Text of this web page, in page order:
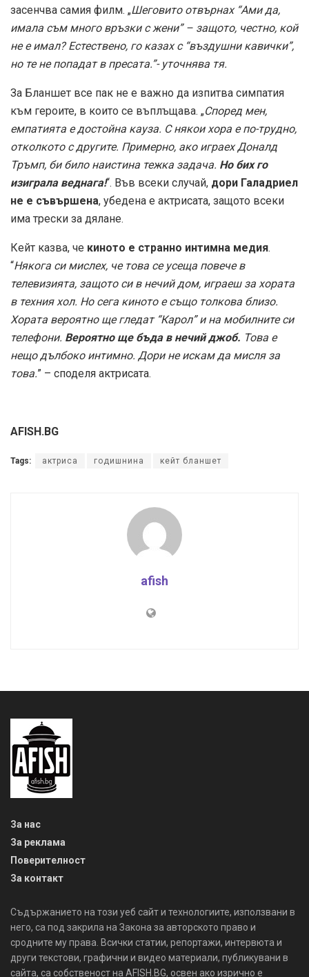
засенчва самия филм. „Шеговито отвърнах “Ами да,
имала съм много връзки с жени” – защото, честно, кой
не е имал? Естествено, го казах с “въздушни кавички”,
но те не попадат в пресата.”- уточнява тя.
За Бланшет все пак не е важно да изпитва симпатия
към героите, в които се въплъщава. „Според мен,
емпатията е достойна кауза. С някои хора е по-трудно,
отколкото с другите. Примерно, ако играех Доналд
Тръмп, би било наистина тежка задача. Но бих го
изиграла веднага!“. Във всеки случай, дори Галадриел
не е съвършена, убедена е актрисата, защото всеки
има трески за дялане.
Кейт казва, че киното е странно интимна медия.
“Някога си мислех, че това се усеща повече в
телевизията, защото си в нечий дом, играеш за хората
в техния хол. Но сега киното е също толкова близо.
Хората вероятно ще гледат “Карол” и на мобилните си
телефони. Вероятно ще бъда в нечий джоб. Това е
нещо дълбоко интимно. Дори не искам да мисля за
това.” – споделя актрисата.
AFISH.BG
Tags: актриса годишнина кейт бланшет
afish
За нас
За реклама
Поверителност
За контакт
Съдържанието на този уеб сайт и технологиите, използвани в
него, са под закрила на Закона за авторското право и
сродните му права. Всички статии, репортажи, интервюта и
други текстови, графични и видео материали, публикувани в
сайта, са собственост на AFISH.BG, освен ако изрично е